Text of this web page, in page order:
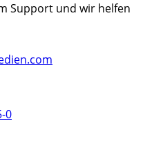
Support und wir helfen
0